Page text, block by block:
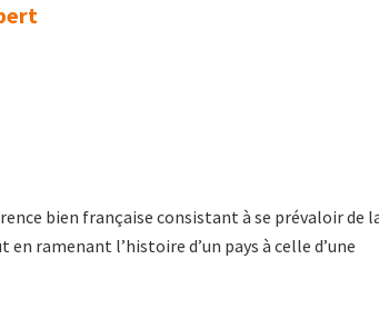
bien française consistant à se prévaloir de
ramenant l’histoire d’un pays à celle d’une